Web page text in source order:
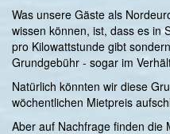
Was unsere Gäste als
wissen können, ist, dass es in
pro Kilowattstunde gibt
Grundgebühr - sogar im
Natürlich könnten wir diese
wöchentlichen Mietpreis
Aber auf Nachfrage finden die